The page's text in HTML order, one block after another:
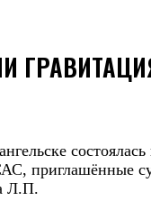
приглашённые
Л.П.